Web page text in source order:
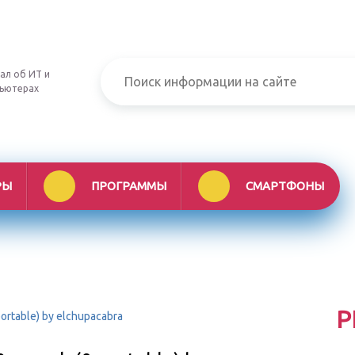
об ИТ и
ПРОГРАММЫ СМАРТФОНЫ
by elchupacabra